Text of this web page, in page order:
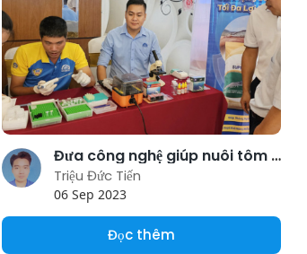
Đưa công nghệ giúp nuôi tôm bền vững vùng duyên hải miền Trung
Triệu Đức Tiến
06 Sep 2023
Đọc thêm